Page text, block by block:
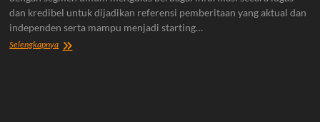
dan kredibel untuk dijadikan referensi pemberitaan yang aktual dan
independen serta mampu menjadi starting…
SelengkapnyaTentang